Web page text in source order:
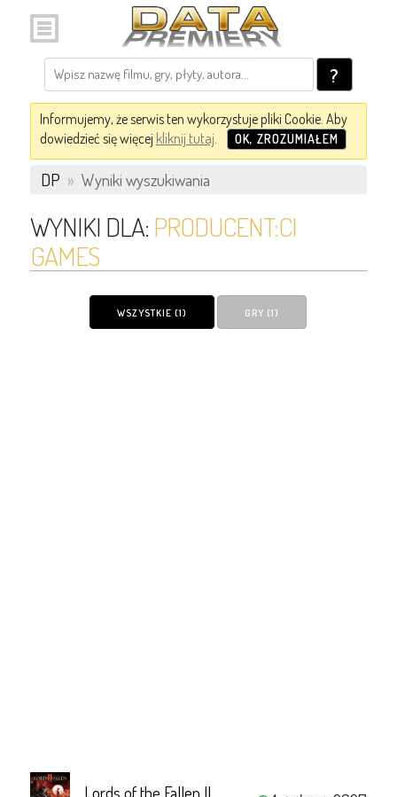
?
Informujemy, że serwis ten wykorzystuje pliki Cookie. Aby
dowiedzieć się więcej kliknij tutaj. OK, ZROZUMIAŁEM
DP » Wyniki wyszukiwania
WYNIKI DLA: PRODUCENT:CI
GAMES
WSZYSTKIE (1) GRY (1)
Lords of the Fallen II